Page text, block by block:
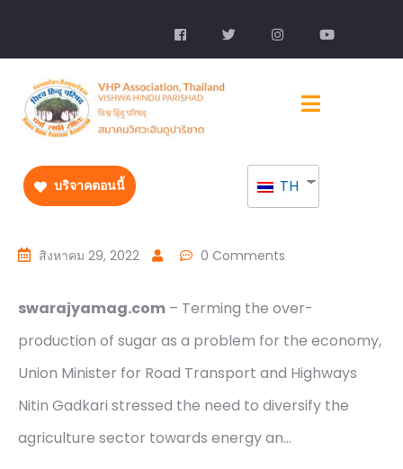
บริจาคตอนนี้ TH
สิงหาคม 29, 2022 0 Comments
swarajyamag.com – Terming the over-
production of sugar as a problem for the economy,
Union Minister for Road Transport and Highways
Nitin Gadkari stressed the need to diversify the
agriculture sector towards energy an…